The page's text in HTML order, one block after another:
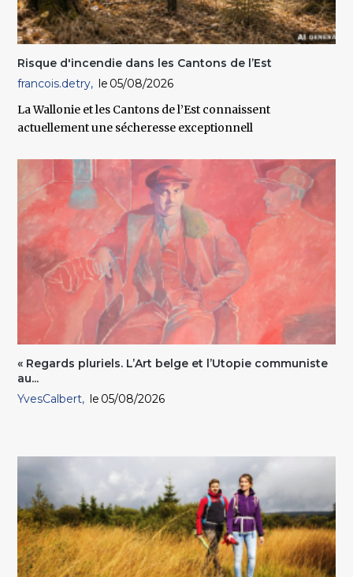
Risque d'incendie dans les Cantons de l’Est
francois.detry
05/08/2026
La Wallonie et les Cantons de l’Est connaissent
actuellement une sécheresse exceptionnell
« Regards pluriels. L’Art belge et l’Utopie communiste
au...
YvesCalbert
05/08/2026